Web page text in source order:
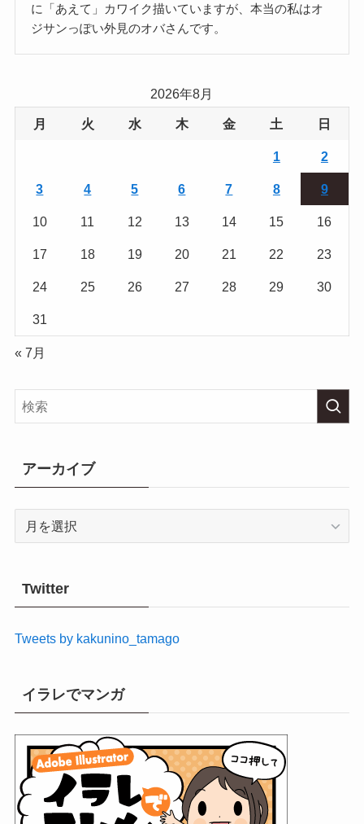
に「あえて」カワイク描いていますが、本当の私はオ
ジサンっぽい外見のオバさんです。
2026年8月
月 火 水 木 金 土 日
1 2
3 4 5 6 7 8 9
10 11 12 13 14 15 16
17 18 19 20 21 22 23
24 25 26 27 28 29 30
31
« 7月
アーカイブ
Twitter
Tweets by kakunino_tamago
イラレでマンガ